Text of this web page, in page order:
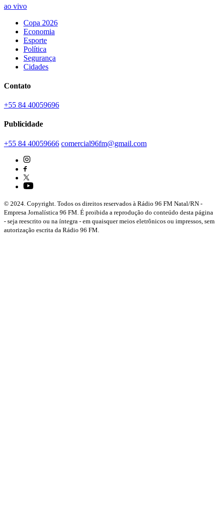
ao vivo
Copa 2026
Economia
Esporte
Política
Segurança
Cidades
Contato
+55 84 40059696
Publicidade
+55 84 40059666 comercial96fm@gmail.com
© 2024. Copyright. Todos os direitos reservados à Rádio 96 FM Natal/RN -
Empresa Jornalística 96 FM. É proibida a reprodução do conteúdo desta página
- seja reescrito ou na íntegra - em quaisquer meios eletrônicos ou impressos, sem
autorização escrita da Rádio 96 FM.